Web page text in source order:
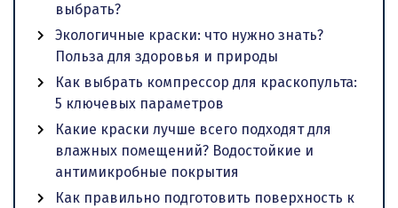
выбрать?
Экологичные краски: что нужно знать?
Польза для здоровья и природы
Как выбрать компрессор для краскопульта:
5 ключевых параметров
Какие краски лучше всего подходят для
влажных помещений? Водостойкие и
антимикробные покрытия
Как правильно подготовить поверхность к